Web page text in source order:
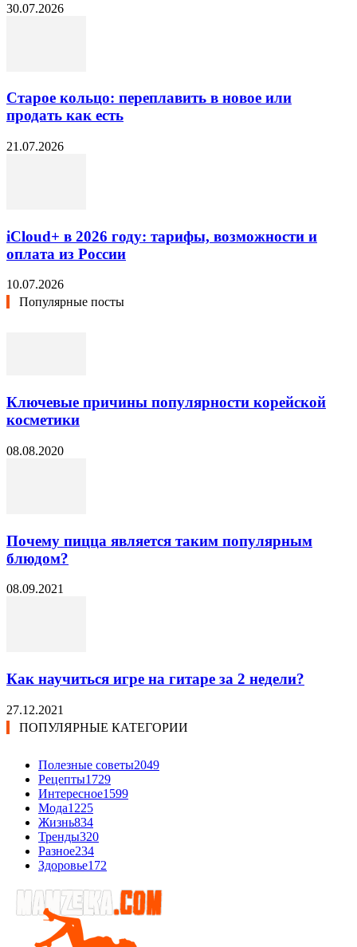
30.07.2026
Старое кольцо: переплавить в новое или
продать как есть
21.07.2026
iCloud+ в 2026 году: тарифы, возможности и
оплата из России
10.07.2026
Популярные посты
Ключевые причины популярности корейской
косметики
08.08.2020
Почему пицца является таким популярным
блюдом?
08.09.2021
Как научиться игре на гитаре за 2 недели?
27.12.2021
ПОПУЛЯРНЫЕ КАТЕГОРИИ
Полезные советы2049
Рецепты1729
Интересное1599
Мода1225
Жизнь834
Тренды320
Разное234
Здоровье172